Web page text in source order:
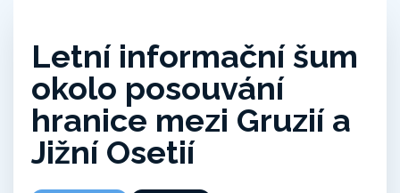
Letní informační šum
okolo posouvání
hranice mezi Gruzií a
Jižní Osetií